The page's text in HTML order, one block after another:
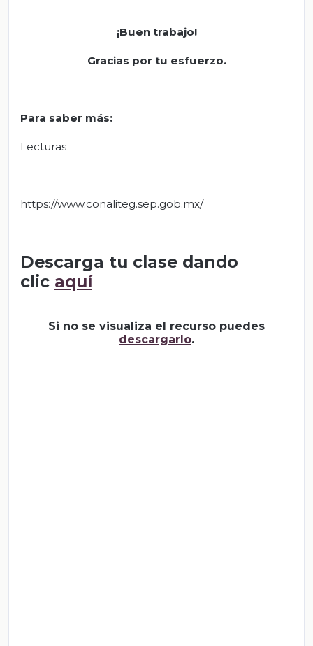
¡Buen trabajo!
Gracias por tu esfuerzo.
Para saber más:
Lecturas
https://www.conaliteg.sep.gob.mx/
Descarga tu clase dando
clic aquí
Si no se visualiza el recurso puedes
descargarlo.